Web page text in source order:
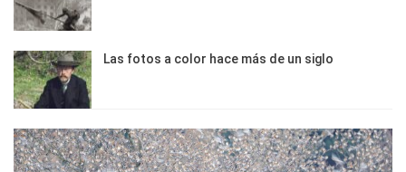
Las fotos a color hace más de un siglo